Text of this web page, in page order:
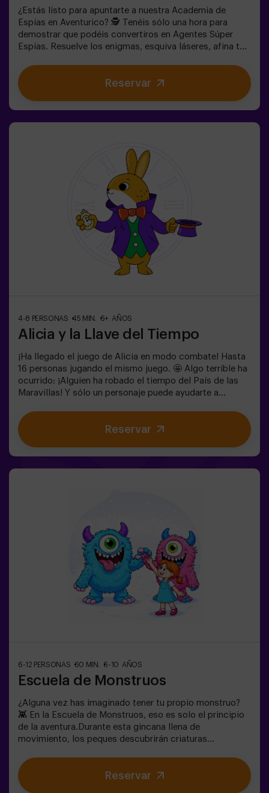
¿Estás listo para apuntarte a nuestra Academia de
Espías en Aventurico? 🕵️ Tenéis sólo una hora para
demostrar que podéis convertiros en Agentes Súper
Espías. Resuelve los enigmas, esquiva láseres, afina tu
espía. 🕶️ Una experiencia única e inigualable en una
habitación llena de acción y acertijos de habilidad.✅
Ideal para niños | adolescentes | cumpleaños infantiles |
Reservar
4-8 PERSONAS 45 MIN. 6+ AÑOS
Alicia y la Llave del Tiempo
¡Ha llegado el juego de Alicia en modo combate! Hasta
16 personas jugando el mismo juego. 🤩 Algo terrible ha
ocurrido: ¡Alguien ha robado el tiempo del País de las
Maravillas! Y sólo un personaje puede ayudarte a
tendrás que resolver los enigmas y sumergirte en el
Jardín Secreto de la Reina. ¿Estás preparado para
emprender el viaje más emocionante de tu vida? ✨Juego
Reservar
6-12 PERSONAS 60 MIN. 6-10 AÑOS
Escuela de Monstruos
¿Alguna vez has imaginado tener tu propio monstruo?
👾 En la Escuela de Monstruos, eso es solo el principio
de la aventura.Durante esta gincana llena de
movimiento, los peques descubrirán criaturas
aprenderán a identificarlas como auténticos
exploradores.Cada reto les llevará a moverse, pensar y
colaborar en equipo… mientras se sumergen en un
Reservar